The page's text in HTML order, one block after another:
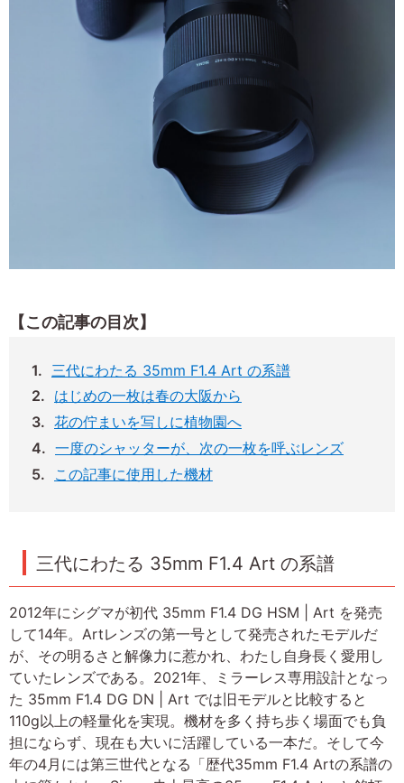
【この記事の目次】
三代にわたる 35mm F1.4 Art の系譜
はじめの一枚は春の大阪から
花の佇まいを写しに植物園へ
一度のシャッターが、次の一枚を呼ぶレンズ
この記事に使用した機材
三代にわたる 35mm F1.4 Art の系譜
2012年にシグマが初代 35mm F1.4 DG HSM | Art を発売
して14年。Artレンズの第一号として発売されたモデルだ
が、その明るさと解像力に惹かれ、わたし自身長く愛用し
ていたレンズである。2021年、ミラーレス専用設計となっ
た 35mm F1.4 DG DN | Art では旧モデルと比較すると
110g以上の軽量化を実現。機材を多く持ち歩く場面でも負
担にならず、現在も大いに活躍している一本だ。そして今
年の4月には第三世代となる「歴代35mm F1.4 Artの系譜の